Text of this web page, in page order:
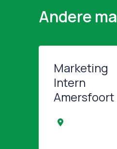
Andere
Marketing
Intern
Amersfoort